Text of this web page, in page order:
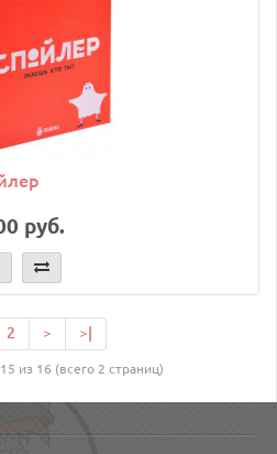
руб.
2 > >|
из 16 (всего 2 страниц)